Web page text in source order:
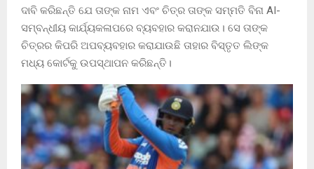
ଦାବି କରିଛନ୍ତି ଯେ ତାଙ୍କ ନାମ ଏବଂ ଚିତ୍ର ତାଙ୍କ ସମ୍ମତି ବିନା AI-
ସମ୍ବନ୍ଧୀୟ କାର୍ଯ୍ୟକଳାପରେ ବ୍ୟବହାର କରାନଯାଉ। ସେ ତାଙ୍କ
ଚିତ୍ରର କିପରି ଅପବ୍ୟବହାର କରାଯାଉଛି ତାହାର ବିସ୍ତୃତ ଲିଙ୍କ
ମଧ୍ୟ କୋର୍ଟକୁ ଉପସ୍ଥାପନ କରିଛନ୍ତି।